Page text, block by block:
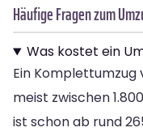
Häufige Fragen zum
Was kostet ein
Ein Komplettumzug
meist zwischen
ist schon ab rund